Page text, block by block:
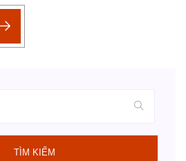
TÌM KIẾM